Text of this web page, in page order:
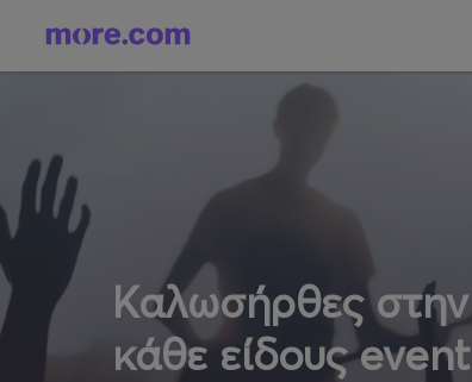
Καλωσήρθες
κάθε είδους